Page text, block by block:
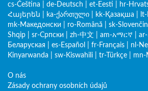
cs-Čeština
de-Deutsch et-Eesti hr-
Հայերեն
ka-ქართული kk-Қазақша
mk-Македонски
ro-Română sk-
Shqip
sr-Српски zh-中文 am-አማርኛ
Беларуская
es-Español fr-Français nl-
Kinyarwanda
sw-Kiswahili tr-Türkçe mn-
O nás
Zásady ochrany osobních údajů